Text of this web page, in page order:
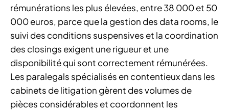
rémunérations les plus élevées, entre 38 000 et 50
000 euros, parce que la gestion des data rooms, le
suivi des conditions suspensives et la coordination
des closings exigent une rigueur et une
disponibilité qui sont correctement rémunérées.
Les paralegals spécialisés en contentieux dans les
cabinets de litigation gèrent des volumes de
pièces considérables et coordonnent les